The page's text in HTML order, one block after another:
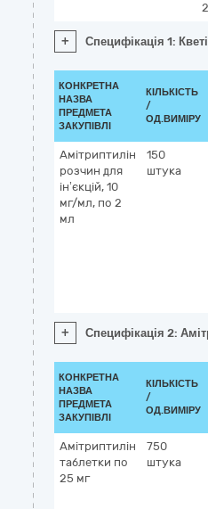
+ Специфікація 1:
КОНКРЕТНА
НАЗВА
ПРЕДМЕТА
ЗАКУПІВЛІ
КІЛЬКІСТЬ
/
ОД.ВИМІРУ
Амітриптилін
розчин для
ін’єкцій, 10
мг/мл, по 2
мл
150
штука
+ Специфікація 2:
КОНКРЕТНА
НАЗВА
ПРЕДМЕТА
ЗАКУПІВЛІ
КІЛЬКІСТЬ
/
ОД.ВИМІРУ
Амітриптилін
таблетки по
25 мг
750
штука